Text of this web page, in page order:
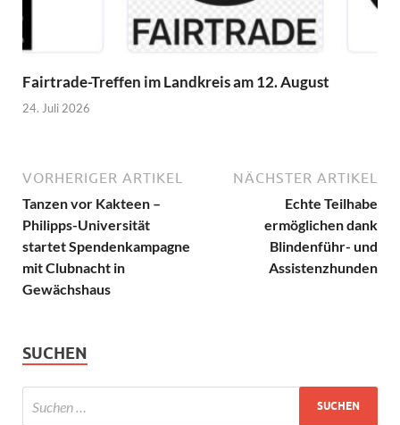
Fairtrade-Treffen im Landkreis am 12. August
24. Juli 2026
VORHERIGER ARTIKEL
Tanzen vor Kakteen –
Philipps-Universität
startet Spendenkampagne
mit Clubnacht in
Gewächshaus
NÄCHSTER ARTIKEL
Echte Teilhabe
ermöglichen dank
Blindenführ- und
Assistenzhunden
SUCHEN